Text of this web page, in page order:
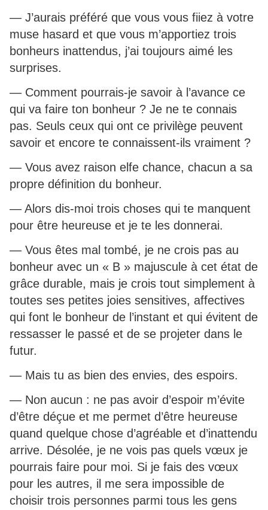
— J’aurais préféré que vous vous fiiez à votre
muse hasard et que vous m’apportiez trois
bonheurs inattendus, j’ai toujours aimé les
surprises.
— Comment pourrais-je savoir à l’avance ce
qui va faire ton bonheur ? Je ne te connais
pas. Seuls ceux qui ont ce privilège peuvent
savoir et encore te connaissent-ils vraiment ?
— Vous avez raison elfe chance, chacun a sa
propre définition du bonheur.
— Alors dis-moi trois choses qui te manquent
pour être heureuse et je te les donnerai.
— Vous êtes mal tombé, je ne crois pas au
bonheur avec un « B » majuscule à cet état de
grâce durable, mais je crois tout simplement à
toutes ses petites joies sensitives, affectives
qui font le bonheur de l’instant et qui évitent de
ressasser le passé et de se projeter dans le
futur.
— Mais tu as bien des envies, des espoirs.
— Non aucun : ne pas avoir d’espoir m’évite
d’être déçue et me permet d’être heureuse
quand quelque chose d’agréable et d’inattendu
arrive. Désolée, je ne vois pas quels vœux je
pourrais faire pour moi. Si je fais des vœux
pour les autres, il me sera impossible de
choisir trois personnes parmi tous les gens